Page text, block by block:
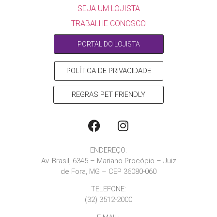
SEJA UM LOJISTA
TRABALHE CONOSCO
PORTAL DO LOJISTA
POLÍTICA DE PRIVACIDADE
REGRAS PET FRIENDLY
ENDEREÇO:
Av. Brasil, 6345 – Mariano Procópio – Juiz
de Fora, MG – CEP 36080-060
TELEFONE:
(32) 3512-2000